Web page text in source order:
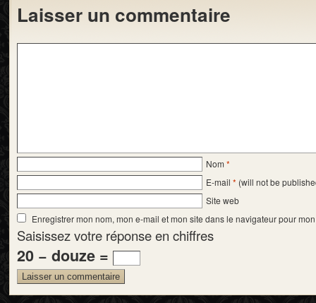
Laisser un commentaire
Nom *
E-mail * (will not be
Site web
Enregistrer mon nom, mon e-mail et mon site dans le navigateur pour
Saisissez votre réponse en chiffres
20 − douze =